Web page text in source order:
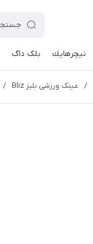
نيچرهايك بلک داگ
/ عینک ورزشی بلیز Bliz /